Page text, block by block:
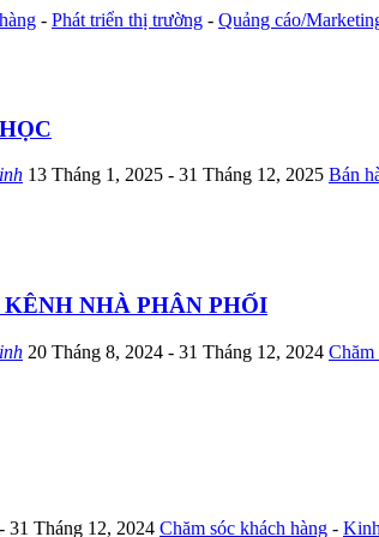
- Phát triển thị trường - Quảng cáo/
13 Tháng 1, 2025 - 31 Tháng 12, 2025 Bán
NHÀ PHÂN PHỐI
20 Tháng 8, 2024 - 31 Tháng 12, 2024 Chăm
- 31 Tháng 12, 2024 Chăm sóc khách hàng -